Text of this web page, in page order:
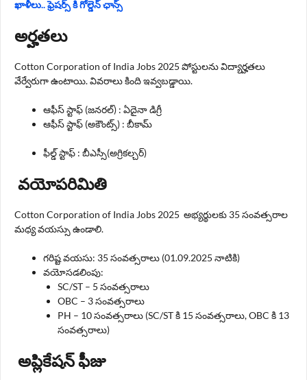
ఖాళీలు.. ఫ్రెషర్స్ కి గోల్డెన్ ఛాన్స్
అర్హతలు
Cotton Corporation of India Jobs 2025 పోస్టులను విద్యార్హతలు
వేర్వేరుగా ఉంటాయి. వివరాలు కింది ఇవ్వబడ్డాయి.
ఆఫీస్ స్టాఫ్ (జనరల్) : ఏదైనా డిగ్రీ
ఆఫీస్ స్టాఫ్ (అకౌంట్స్) : బీకామ్
ఫీల్డ్ స్టాఫ్ : బీఎస్సీ(అగ్రికల్చర్)
వయోపరిమితి
Cotton Corporation of India Jobs 2025 అభ్యర్థులకు 35 సంవత్సరాల
మధ్య వయస్సు ఉండాలి.
గరిష్ట వయసు: 35 సంవత్సరాలు (01.09.2025 నాటికి)
వయోసడలింపు:
SC/ST – 5 సంవత్సరాలు
OBC – 3 సంవత్సరాలు
PH – 10 సంవత్సరాలు (SC/ST కి 15 సంవత్సరాలు, OBC కి 13
సంవత్సరాలు)
అప్లికేషన్ ఫీజు